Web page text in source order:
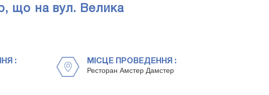
що на вул. Велика
: МІСЦЕ ПРОВЕДЕННЯ :
Ресторан Амстер Дамстер